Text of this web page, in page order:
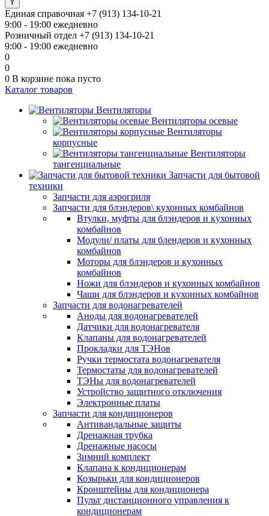
Единая справочная +7 (913) 134-10-21
9:00 - 19:00 ежедневно
Розничный отдел +7 (913) 134-10-21
9:00 - 19:00 ежедневно
0
0
0 В корзине пока пусто
Каталог товаров
Вентиляторы
Вентиляторы осевые
Вентиляторы
корпусные
Вентиляторы
тангенциальные
Запчасти для бытовой
техники
Запчасти для аэрогриля
Запчасти для блэндеров\ кухонных комбайнов
Втулки, муфты для блэндеров и кухонных
комбайнов
Модули/ платы для блендеров и кухонных
комбайнов
Моторы для блэндеров и кухонных
комбайнов
Ножи для блэндеров и кухонных комбайнов
Чаши для блэндеров и кухонных комбайнов
Запчасти для водонагревателей
Аноды для водонагревателей
Датчики для водонагревателя
Клапаны для водонагревателей
Прокладки для ТЭНов
Ручки термостата водонагревателя
Термостаты для водонагревателей
ТЭНы для водонагревателей
Устройство защитного отключения
Электронные платы
Запчасти для кондиционеров
Антивандальные защиты
Дренажная трубка
Дренажные насосы
Зимний комплект
Клапана к кондиционерам
Козырьки для кондиционеров
Кронштейны для кондиционера
Пульт дистанционного управления к
кондиционерам